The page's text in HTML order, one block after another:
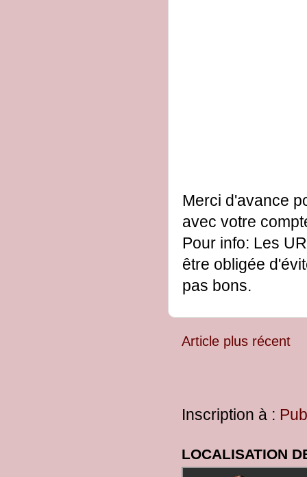
Merci d'avance
avec votre
Pour info: Les
être obligée
pas bons.
Article plus récent
Inscription à :
LOCALISATION